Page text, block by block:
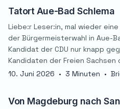
Tatort Aue-Bad Schlema
Liebe:r Leser:in, mal wieder
der Bürgermeisterwahl in Aue-
Kandidat der CDU nur knapp
Kandidaten der Freien Sachsen
10. Juni 2026 • 3 Minuten •
Von Magdeburg nach